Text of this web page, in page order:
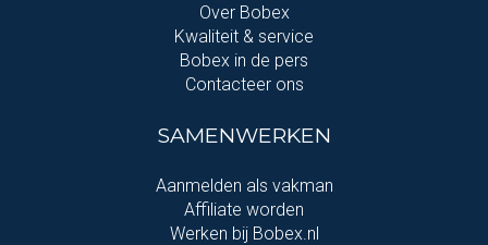
Over Bobex
Kwaliteit & service
Bobex in de pers
Contacteer ons
SAMENWERKEN
Aanmelden als vakman
Affiliate worden
Werken bij Bobex.nl